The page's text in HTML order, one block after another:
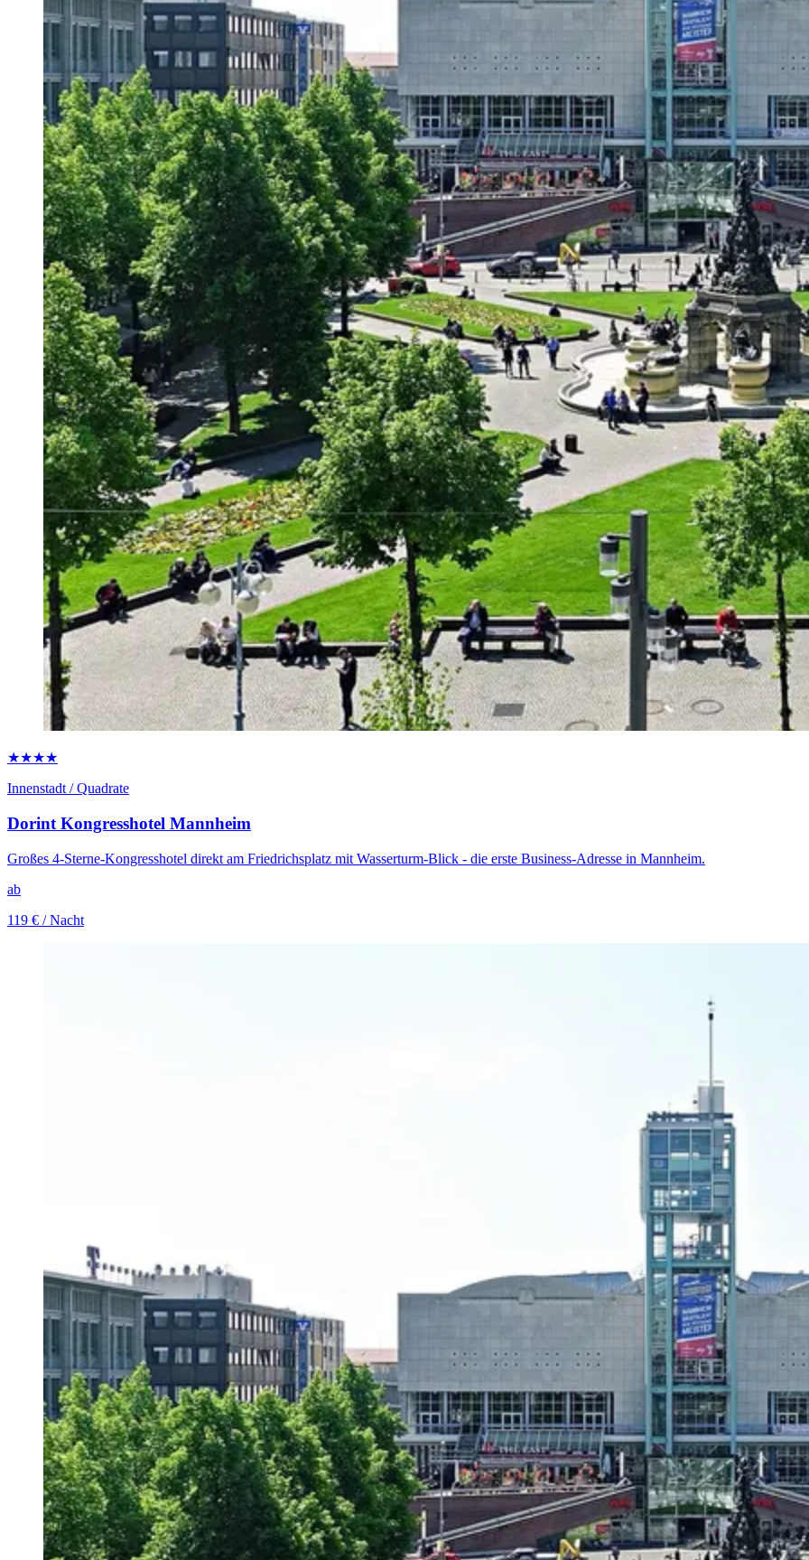
★★★★
Innenstadt / Quadrate
Dorint Kongresshotel Mannheim
Großes 4-Sterne-Kongresshotel direkt am Friedrichsplatz mit Wasserturm-Blick - die erste Business-Adresse in Mannheim.
ab
119 € / Nacht